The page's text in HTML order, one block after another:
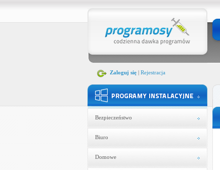
Zaloguj się| Rejestracja
Bezpieczeństwo
Biuro
Domowe